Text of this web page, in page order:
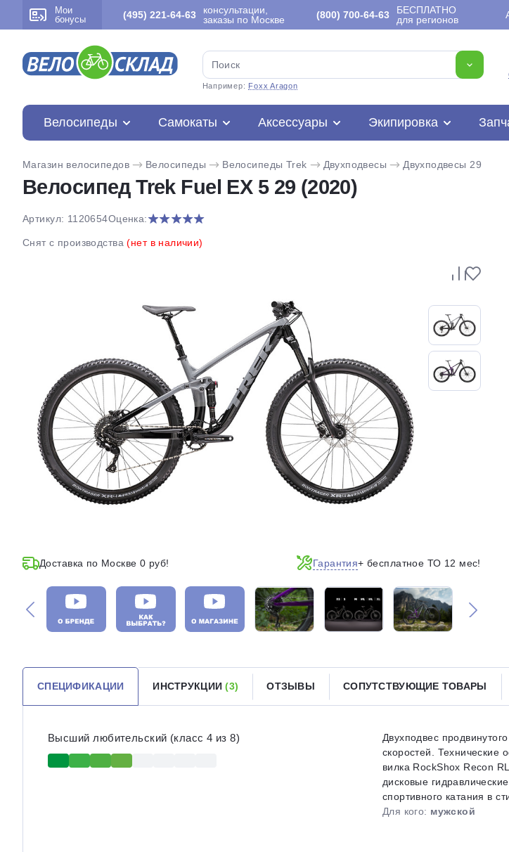
Мои
бонусы
(495) 221-64-63
консультации,
заказы по Москве
(800) 700-64-63
БЕСПЛАТНО
для регионов
Например: Foxx Aragon
Велосипеды Самокаты Аксессуары Экипировка
Магазин велосипедов Велосипеды Велосипеды Trek Двухподвесы Двухподвесы 29
Велосипед Trek Fuel EX 5 29 (2020)
Артикул: 1120654Оценка:
Снят с производства(нет в наличии)
Доставка по Москве 0 руб! Гарантия+ бесплатное ТО 12 мес!
СПЕЦИФИКАЦИИ ИНСТРУКЦИИ(3) ОТЗЫВЫ СОПУТСТВУЮЩИЕ ТОВАРЫ
Высший любительский (класс 4 из 8)
Двухподвес
скоростей.
вилка RockShox Recon
дисковые
спортивного катания в
Для кого: мужской
оплату
на части
без
График платежей
Сегодня
25%
в
Оплачивайте сегодня только
% картой любого банка
Подробнееоб оплате Плайтом